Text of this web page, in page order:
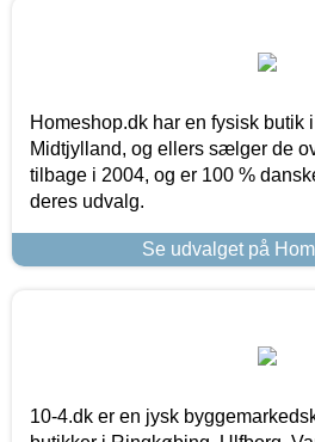
Homeshop.dk har en fysisk butik
Midtjylland, og ellers sælger de
tilbage i 2004, og er 100 %
deres udvalg.
Se udvalget på
10-4.dk er en jysk